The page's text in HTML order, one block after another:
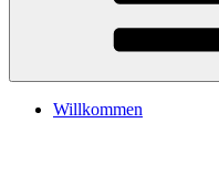
Willkommen